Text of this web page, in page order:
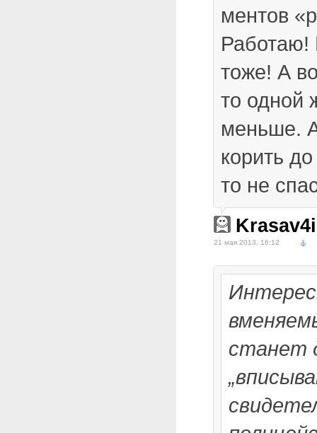
ментов
Работаю!
тоже! А
то одной
меньше.
корить
то не
21 мая 2013, 16:12
станет